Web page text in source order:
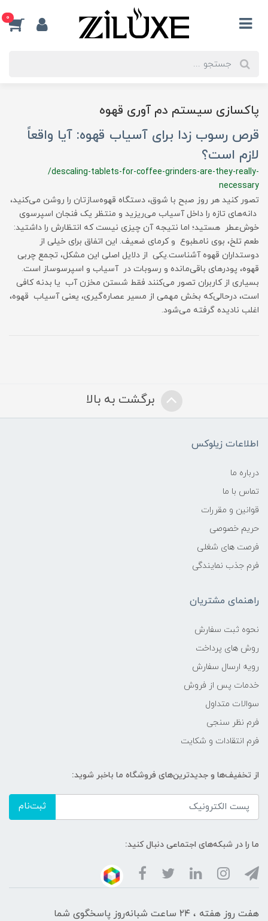
0
پاکسازی سیستم دم آوری قهوه
قرص رسوب زدا برای آسیاب قهوه: آیا واقعاً
لازم است؟
/descaling-tablets-for-coffee-grinders-are-they-really-
necessary
تصور کنید هر روز صبح با شوق، دستگاه قهوه‌سازتان را روشن می‌کنید،
دانه‌های تازه را داخل آسیاب می‌ریزید و منتظر یک فنجان اسپرسوی
خوش‌عطر هستید؛ اما نتیجه آن چیزی نیست که انتظارش را داشتید:
طعم تلخ، بوی نامطبوع و کرمای ضعیف. این اتفاق برای خیلی از
دوستداران قهوه آشناست.یکی از دلایل اصلی این مشکل، تجمع چربی
قهوه، پودرهای باقی‌مانده و رسوبات در آسیاب و اسپرسوساز است.
بسیاری از کاربران تصور می‌کنند فقط شستن مخزن آب یا بدنه کافی
است، درحالی‌که بخش مهمی از مسیر عصاره‌گیری، یعنی آسیاب قهوه،
اغلب نادیده گرفته می‌شود.
برگشت به بالا
اطلاعات زیلوکس
درباره ما
تماس با ما
قوانین و مقررات
حریم خصوصی
فرصت های شغلی
فرم جذب نمایندگی
راهنمای مشتریان
نحوه ثبت سفارش
روش های پرداخت
رویه ارسال سفارش
خدمات پس از فروش
سوالات متداول
فرم نظر سنجی
فرم انتقادات و شکایت
از تخفیف‌ها و جدیدترین‌های فروشگاه ما باخبر شوید:
ثبت‌نام
ما را در شبکه‌های اجتماعی دنبال کنید:
هفت روز هفته ، ۲۴ ساعت شبانه‌روز پاسخگوی شما